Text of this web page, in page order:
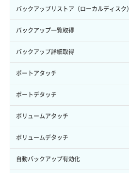
バックアップリストア（ローカルディスク）
バックアップ一覧取得
バックアップ詳細取得
ポートアタッチ
ポートデタッチ
ボリュームアタッチ
ボリュームデタッチ
自動バックアップ有効化